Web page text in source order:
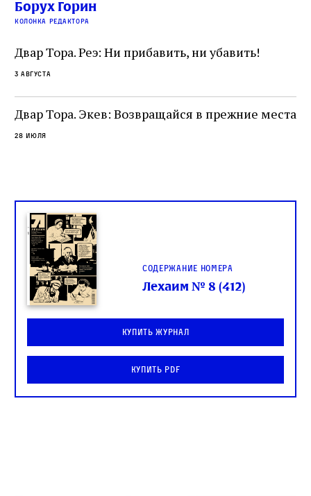
жутких местах
Борух Горин
колонка редактора
Двар Тора. Реэ: Ни прибавить, ни убавить!
3 августа
Двар Тора. Экев: Возвращайся в прежние места
28 июля
Содержание номера
Лехаим № 8 (412)
Купить журнал
Купить PDF